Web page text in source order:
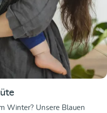
Winter? Unsere Blauen